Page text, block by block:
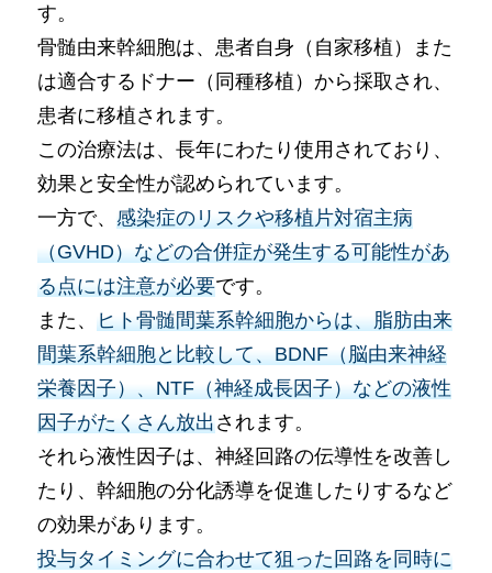
す。
骨髄由来幹細胞は、患者自身（自家移植）また
は適合するドナー（同種移植）から採取され、
患者に移植されます。
この治療法は、長年にわたり使用されており、
効果と安全性が認められています。
一方で、感染症のリスクや移植片対宿主病
（GVHD）などの合併症が発生する可能性があ
る点には注意が必要です。
また、ヒト骨髄間葉系幹細胞からは、脂肪由来
間葉系幹細胞と比較して、BDNF（脳由来神経
栄養因子）、NTF（神経成長因子）などの液性
因子がたくさん放出されます。
それら液性因子は、神経回路の伝導性を改善し
たり、幹細胞の分化誘導を促進したりするなど
の効果があります。
投与タイミングに合わせて狙った回路を同時に